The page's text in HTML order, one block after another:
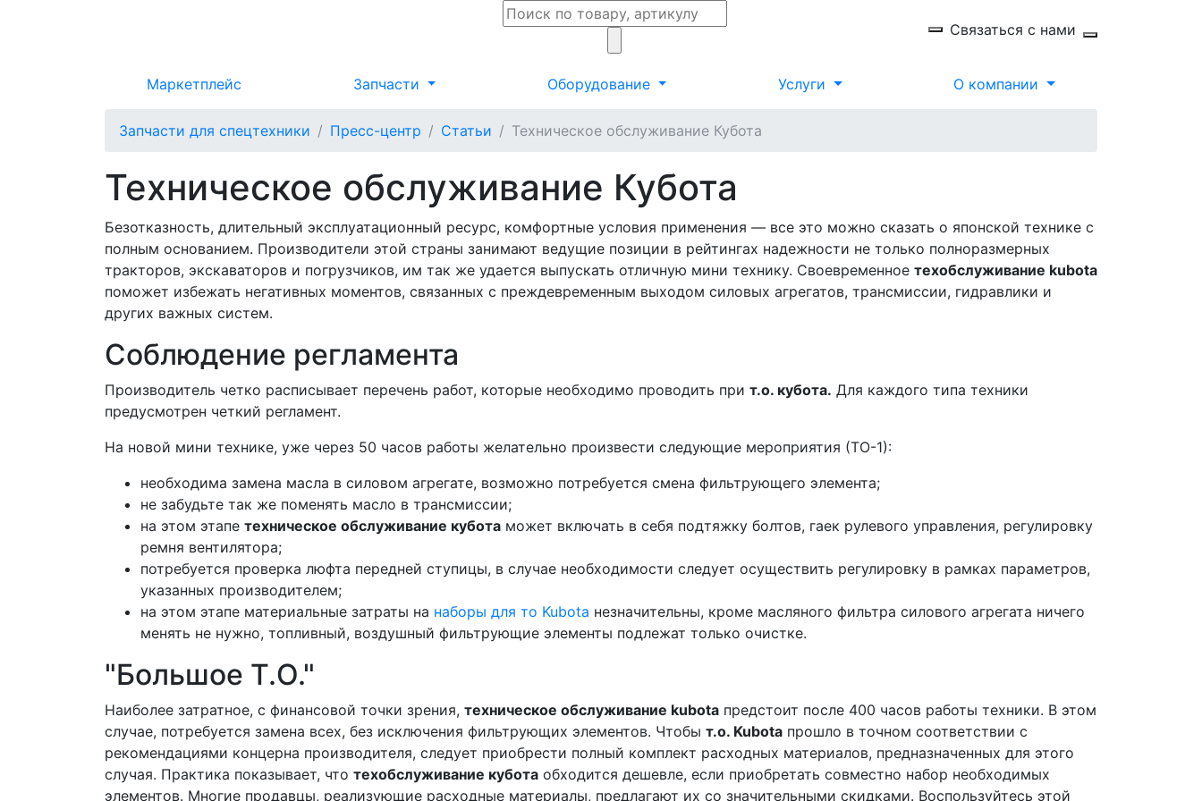
Связаться с нами
Маркетплейс Запчасти Оборудование Услуги О компании
Запчасти для спецтехники Пресс-центр Статьи Техническое обслуживание Кубота
Техническое обслуживание Кубота
Безотказность, длительный эксплуатационный ресурс, комфортные условия применения — все это можно сказать о японской технике с
полным основанием. Производители этой страны занимают ведущие позиции в рейтингах надежности не только полноразмерных
тракторов, экскаваторов и погрузчиков, им так же удается выпускать отличную мини технику. Своевременное техобслуживание kubota
поможет избежать негативных моментов, связанных с преждевременным выходом силовых агрегатов, трансмиссии, гидравлики и
других важных систем.
Соблюдение регламента
Производитель четко расписывает перечень работ, которые необходимо проводить при т.о. кубота. Для каждого типа техники
предусмотрен четкий регламент.
На новой мини технике, уже через 50 часов работы желательно произвести следующие мероприятия (ТО-1):
необходима замена масла в силовом агрегате, возможно потребуется смена фильтрующего элемента;
не забудьте так же поменять масло в трансмиссии;
на этом этапе техническое обслуживание кубота может включать в себя подтяжку болтов, гаек рулевого управления, регулировку
ремня вентилятора;
потребуется проверка люфта передней ступицы, в случае необходимости следует осуществить регулировку в рамках параметров,
указанных производителем;
на этом этапе материальные затраты на наборы для то Kubota незначительны, кроме масляного фильтра силового агрегата ничего
менять не нужно, топливный, воздушный фильтрующие элементы подлежат только очистке.
"Большое Т.О."
Наиболее затратное, с финансовой точки зрения, техническое обслуживание kubota предстоит после 400 часов работы техники. В этом
случае, потребуется замена всех, без исключения фильтрующих элементов. Чтобы т.о. Kubota прошло в точном соответствии с
рекомендациями концерна производителя, следует приобрести полный комплект расходных материалов, предназначенных для этого
случая. Практика показывает, что техобслуживание кубота обходится дешевле, если приобретать совместно набор необходимых
элементов. Многие продавцы, реализующие расходные материалы, предлагают их со значительными скидками. Воспользуйтесь этой